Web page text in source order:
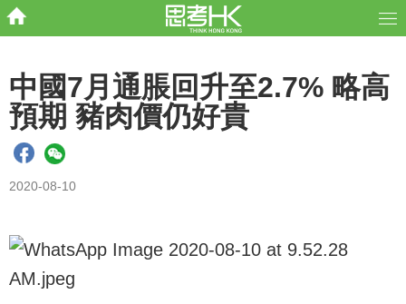
中國7月通脹回升至2.7% 略高
預期 豬肉價仍好貴
2020-08-10